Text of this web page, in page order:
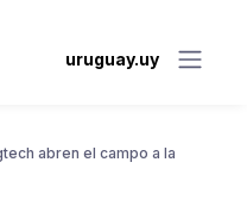
uruguay.uy
abren el campo a la